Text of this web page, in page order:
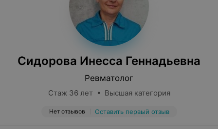
Сидорова Инесса Геннадьевна
Ревматолог
Стаж 36 лет • Высшая категория
Нет отзывов Оставить первый отзыв